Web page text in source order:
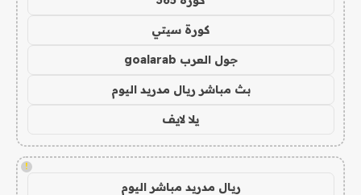
كورة سيتي
جول العرب goalarab
بث مباشر ريال مدريد اليوم
يلا لايف
!
ريال مدريد مباشر اليوم